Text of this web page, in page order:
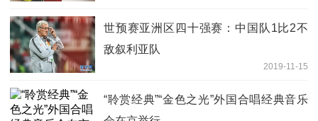
世预赛亚洲区四十强赛：中国队1比2不
敌叙利亚队
2019-11-15
“聆赏经典”“金色之光”外国合唱经典音乐